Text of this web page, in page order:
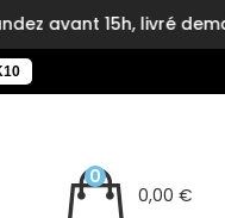
livré demain.
0,00 €
0